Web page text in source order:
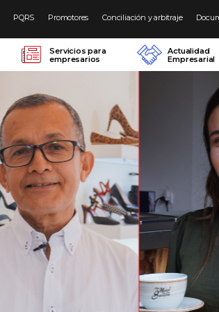
PQRS Promotores Conciliación y arbitraje
Servicios para
empresarios
Actualidad
Empresarial